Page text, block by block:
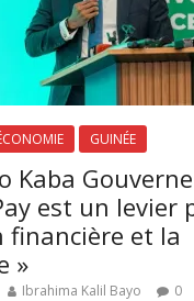
GUINÉE
Kaba
est un levier
financière et la
»
Ibrahima Kalil Bayo 0